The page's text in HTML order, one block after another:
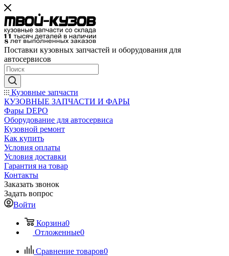
Поставки кузовных запчастей и оборудования для
автосервисов
Кузовные запчасти
КУЗОВНЫЕ ЗАПЧАСТИ И ФАРЫ
Фары DEPO
Оборудование для автосервиса
Кузовной ремонт
Как купить
Условия оплаты
Условия доставки
Гарантия на товар
Контакты
Заказать звонок
Задать вопрос
Войти
Корзина0
Отложенные0
Сравнение товаров0